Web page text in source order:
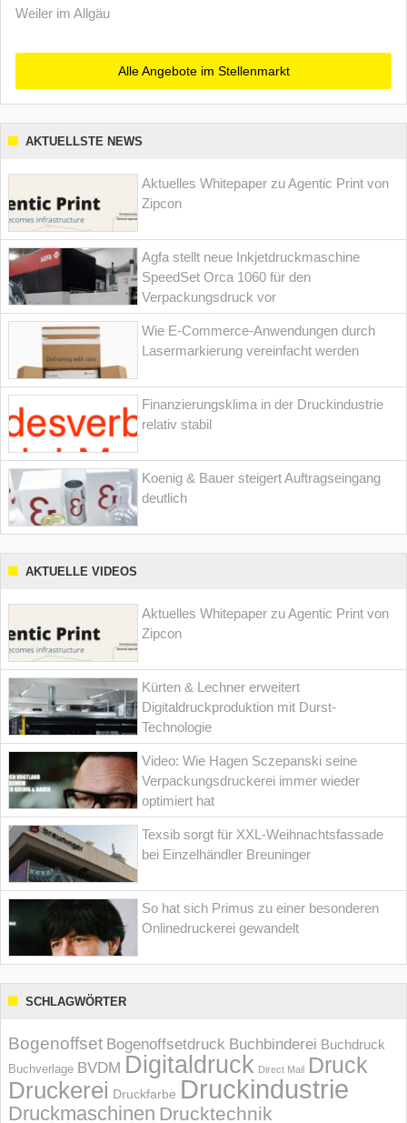
Weiler im Allgäu
Alle Angebote im Stellenmarkt
AKTUELLSTE NEWS
Aktuelles Whitepaper zu Agentic Print von
Zipcon
Agfa stellt neue Inkjetdruckmaschine
SpeedSet Orca 1060 für den
Verpackungsdruck vor
Wie E-Commerce-Anwendungen durch
Lasermarkierung vereinfacht werden
Finanzierungsklima in der Druckindustrie
relativ stabil
Koenig & Bauer steigert Auftragseingang
deutlich
AKTUELLE VIDEOS
Aktuelles Whitepaper zu Agentic Print von
Zipcon
Kürten & Lechner erweitert
Digitaldruckproduktion mit Durst-
Technologie
Video: Wie Hagen Sczepanski seine
Verpackungsdruckerei immer wieder
optimiert hat
Texsib sorgt für XXL-Weihnachtsfassade
bei Einzelhändler Breuninger
So hat sich Primus zu einer besonderen
Onlinedruckerei gewandelt
SCHLAGWÖRTER
Bogenoffset Bogenoffsetdruck Buchbinderei Buchdruck
Buchverlage BVDM Digitaldruck Direct Mail Druck
Druckerei Druckfarbe Druckindustrie
Druckmaschinen Drucktechnik